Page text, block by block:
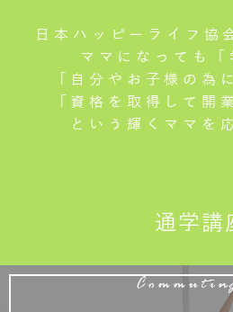
日本ハッピーライフ協
ママになっても「
「自分やお子様の為
「資格を取得して開
という輝くママを
通学講